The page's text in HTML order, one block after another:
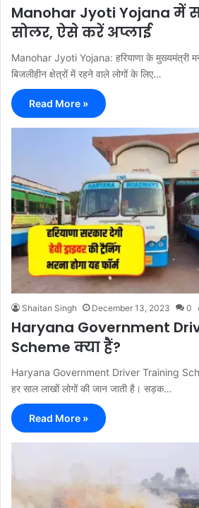
Manohar Jyoti Yojana में
सोलर, ऐसे करें अप्लाई
Manohar Jyoti Yojana: हरियाणा के मुख्यमंत्री
बिजलीहीन क्षेत्रों में रहने वाले लोगों के लिए…
Read More »
Shaitan Singh December 13, 2023 0
Haryana Government
Scheme क्या हैं?
Haryana Government Driver Training
हर साल लाखों लोगों की जान जाती है। सड़क…
Read More »